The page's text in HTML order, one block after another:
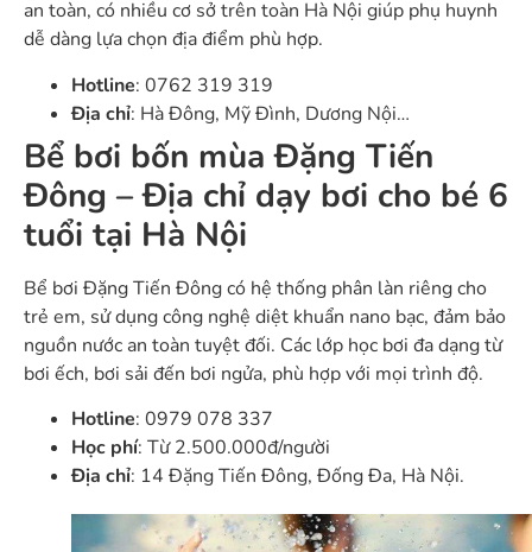
an toàn, có nhiều cơ sở trên toàn Hà Nội giúp phụ huynh
dễ dàng lựa chọn địa điểm phù hợp.
Hotline: 0762 319 319
Địa chỉ: Hà Đông, Mỹ Đình, Dương Nội…
Bể bơi bốn mùa Đặng Tiến
Đông – Địa chỉ dạy bơi cho bé 6
tuổi tại Hà Nội
Bể bơi Đặng Tiến Đông có hệ thống phân làn riêng cho
trẻ em, sử dụng công nghệ diệt khuẩn nano bạc, đảm bảo
nguồn nước an toàn tuyệt đối. Các lớp học bơi đa dạng từ
bơi ếch, bơi sải đến bơi ngửa, phù hợp với mọi trình độ.
Hotline: 0979 078 337
Học phí: Từ 2.500.000đ/người
Địa chỉ: 14 Đặng Tiến Đông, Đống Đa, Hà Nội.